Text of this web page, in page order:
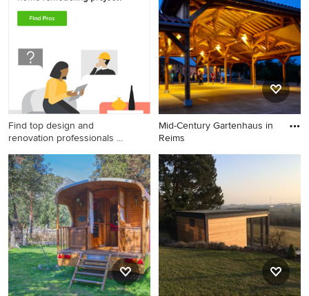
Find top design and
renovation professionals on
Mid-Century Gartenhaus in
Reims
Mid-Century Gartenhaus in
Reims